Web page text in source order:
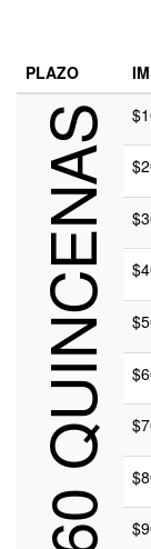
PLAZO
360 QUINCENAS